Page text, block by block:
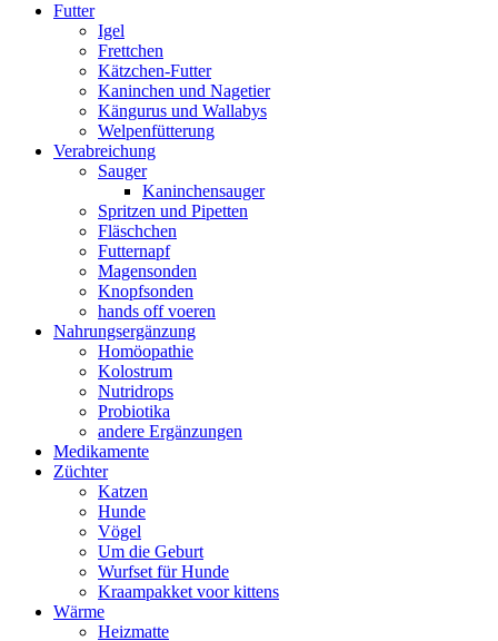
Futter
Igel
Frettchen
Kätzchen-Futter
Kaninchen und Nagetier
Kängurus und Wallabys
Welpenfütterung
Verabreichung
Sauger
Kaninchensauger
Spritzen und Pipetten
Fläschchen
Futternapf
Magensonden
Knopfsonden
hands off voeren
Nahrungsergänzung
Homöopathie
Kolostrum
Nutridrops
Probiotika
andere Ergänzungen
Medikamente
Züchter
Katzen
Hunde
Vögel
Um die Geburt
Wurfset für Hunde
Kraampakket voor kittens
Wärme
Heizmatte